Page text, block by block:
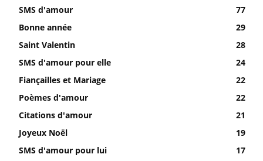
SMS d'amour
77
Bonne année
29
Saint Valentin
28
SMS d'amour pour elle
24
Fiançailles et Mariage
22
Poèmes d'amour
22
Citations d'amour
21
Joyeux Noël
19
SMS d'amour pour lui
17